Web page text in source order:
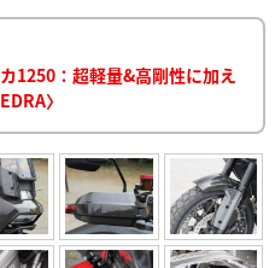
1250：超軽量&高剛性に加え
〉